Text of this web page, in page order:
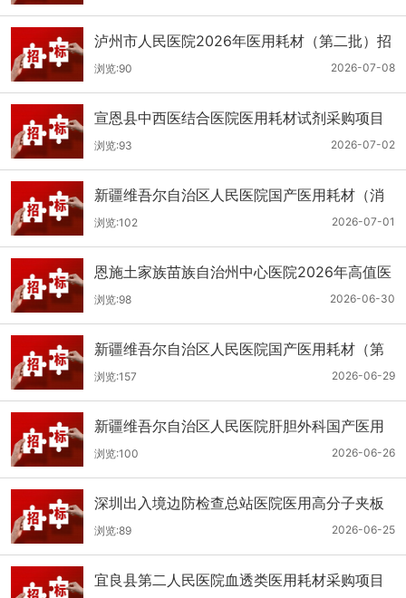
泸州市人民医院2026年医用耗材（第二批）招
标公告
2026-07-08
浏览:90
宣恩县中西医结合医院医用耗材试剂采购项目
（消毒、普通耗材）公开招标公告
2026-07-02
浏览:93
新疆维吾尔自治区人民医院国产医用耗材（消
化科氢气检测产品耗材）采购项目单一来源公
示
2026-07-01
浏览:102
恩施土家族苗族自治州中心医院2026年高值医
用耗材（国产）采购项目第二次公开招标公告
2026-06-30
浏览:98
新疆维吾尔自治区人民医院国产医用耗材（第
二十三批）采购项目公开招标公告
2026-06-29
浏览:157
新疆维吾尔自治区人民医院肝胆外科国产医用
耗材采购项目公开招标公告
2026-06-26
浏览:100
深圳出入境边防检查总站医院医用高分子夹板
医用耗材采购项目更正公告
2026-06-25
浏览:89
宜良县第二人民医院血透类医用耗材采购项目